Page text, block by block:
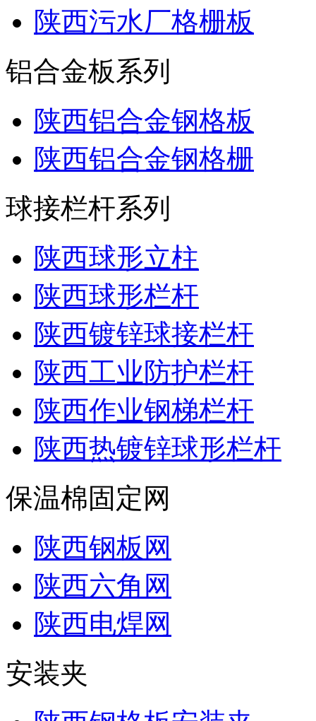
陕西污水厂格栅板
铝合金板系列
陕西铝合金钢格板
陕西铝合金钢格栅
球接栏杆系列
陕西球形立柱
陕西球形栏杆
陕西镀锌球接栏杆
陕西工业防护栏杆
陕西作业钢梯栏杆
陕西热镀锌球形栏杆
保温棉固定网
陕西钢板网
陕西六角网
陕西电焊网
安装夹